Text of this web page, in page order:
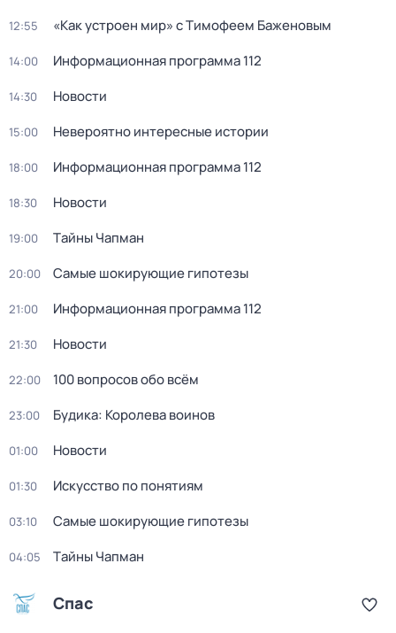
12:55 «Как устроен мир» с Тимофеем Баженовым
14:00 Информационная программа 112
14:30 Новости
15:00 Невероятно интересные истории
18:00 Информационная программа 112
18:30 Новости
19:00 Тaйны Чапман
20:00 Самые шoкиpующие гипотезы
21:00 Информационная программа 112
21:30 Новости
22:00 100 вопросов обо всём
23:00 Будика: Королева воинов
01:00 Новости
01:30 Искусство по понятиям
03:10 Самые шoкиpующие гипотезы
04:05 Тaйны Чапман
Спас